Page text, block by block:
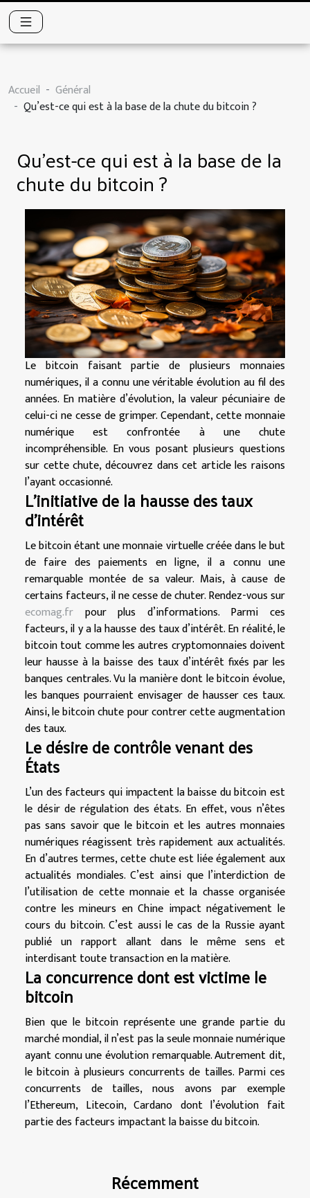
Accueil
Général
Qu’est-ce qui est à la base de la chute du bitcoin ?
Qu’est-ce qui est à la base de la
chute du bitcoin ?
Le bitcoin faisant partie de plusieurs monnaies
numériques, il a connu une véritable évolution au fil des
années. En matière d’évolution, la valeur pécuniaire de
celui-ci ne cesse de grimper. Cependant, cette monnaie
numérique est confrontée à une chute
incompréhensible. En vous posant plusieurs questions
sur cette chute, découvrez dans cet article les raisons
l’ayant occasionné.
L’initiative de la hausse des taux
d’intérêt
Le bitcoin étant une monnaie virtuelle créée dans le but
de faire des paiements en ligne, il a connu une
remarquable montée de sa valeur. Mais, à cause de
certains facteurs, il ne cesse de chuter. Rendez-vous sur
ecomag.fr pour plus d’informations. Parmi ces
facteurs, il y a la hausse des taux d’intérêt. En réalité, le
bitcoin tout comme les autres cryptomonnaies doivent
leur hausse à la baisse des taux d’intérêt fixés par les
banques centrales. Vu la manière dont le bitcoin évolue,
les banques pourraient envisager de hausser ces taux.
Ainsi, le bitcoin chute pour contrer cette augmentation
des taux.
Le désire de contrôle venant des
États
L’un des facteurs qui impactent la baisse du bitcoin est
le désir de régulation des états. En effet, vous n’êtes
pas sans savoir que le bitcoin et les autres monnaies
numériques réagissent très rapidement aux actualités.
En d’autres termes, cette chute est liée également aux
actualités mondiales. C’est ainsi que l’interdiction de
l’utilisation de cette monnaie et la chasse organisée
contre les mineurs en Chine impact négativement le
cours du bitcoin. C’est aussi le cas de la Russie ayant
publié un rapport allant dans le même sens et
interdisant toute transaction en la matière.
La concurrence dont est victime le
bitcoin
Bien que le bitcoin représente une grande partie du
marché mondial, il n’est pas la seule monnaie numérique
ayant connu une évolution remarquable. Autrement dit,
le bitcoin à plusieurs concurrents de tailles. Parmi ces
concurrents de tailles, nous avons par exemple
l’Ethereum, Litecoin, Cardano dont l’évolution fait
partie des facteurs impactant la baisse du bitcoin.
Récemment